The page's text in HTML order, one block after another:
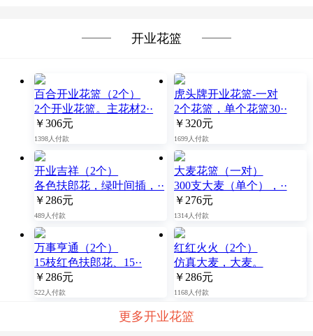
开业花篮
百合开业花篮（2个）
2个开业花篮。主花材2··
￥306元
1398人付款
虎头牌开业花篮-一对
2个花篮，单个花篮30··
￥320元
1699人付款
开业吉祥（2个）
各色扶郎花，绿叶间插，··
￥286元
489人付款
大麦花篮（一对）
300支大麦（单个），··
￥276元
1314人付款
万事亨通（2个）
15枝红色扶郎花、15··
￥286元
522人付款
红红火火（2个）
仿真大麦，大麦。
￥286元
1168人付款
更多开业花篮